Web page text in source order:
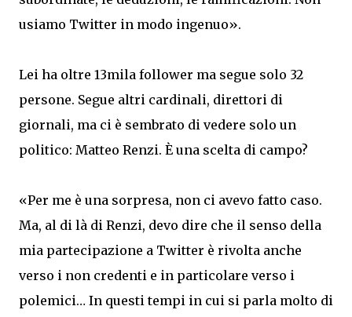
usiamo Twitter in modo ingenuo».
Lei ha oltre 13mila follower ma segue solo 32
persone. Segue altri cardinali, direttori di
giornali, ma ci è sembrato di vedere solo un
politico: Matteo Renzi. È una scelta di campo?
«Per me è una sorpresa, non ci avevo fatto caso.
Ma, al di là di Renzi, devo dire che il senso della
mia partecipazione a Twitter è rivolta anche
verso i non credenti e in particolare verso i
polemici… In questi tempi in cui si parla molto di